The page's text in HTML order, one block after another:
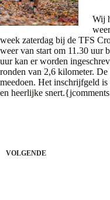
Wij
week zaterdag bij de TFS
weer van start om 11.30 uur
uur kan er worden
ronden van 2,6 kilometer.
meedoen. Het inschrijfgeld
en heerlijke
VOLGENDE